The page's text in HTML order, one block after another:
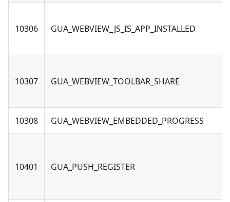
10306 GUA_WEBVIEW_JS_IS_APP_INSTALLED
10307 GUA_WEBVIEW_TOOLBAR_SHARE
10308 GUA_WEBVIEW_EMBEDDED_PROGRESS
10401 GUA_PUSH_REGISTER